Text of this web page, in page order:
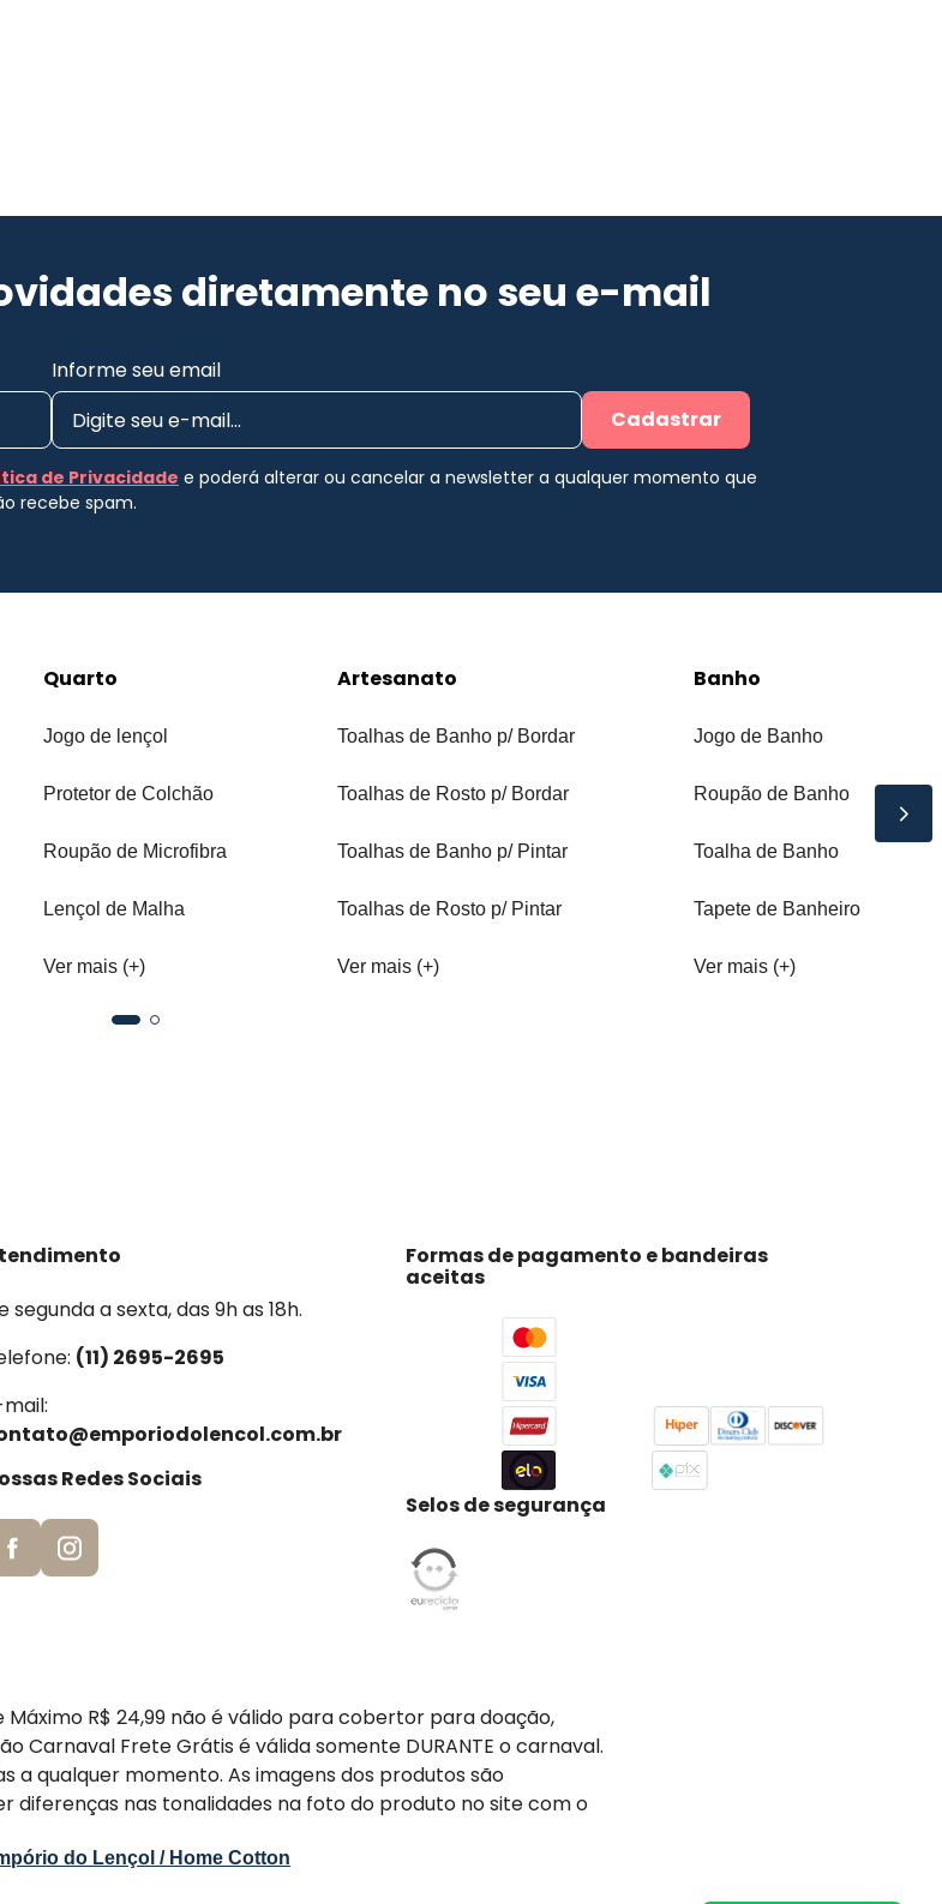
diretamente no seu e-mail
Informe seu email
Cadastrar
de Privacidade e poderá alterar ou cancelar a newsletter a qualquer momento que
recebe spam.
Quarto
Jogo de lençol
Protetor de Colchão
Roupão de Microfibra
Lençol de Malha
Ver mais (+)
Artesanato
Toalhas de Banho p/ Bordar
Toalhas de Rosto p/ Bordar
Toalhas de Banho p/ Pintar
Toalhas de Rosto p/ Pintar
Ver mais (+)
Banho
Jogo de Banho
Roupão de Banho
Toalha de Banho
Tapete de Banheiro
Ver mais (+)
segunda a sexta, das 9h as 18h.
(11) 2695-2695
Redes Sociais
Formas de pagamento e bandeiras
aceitas
Selos de segurança
R$ 24,99 não é válido para cobertor para doação,
Carnaval Frete Grátis é válida somente DURANTE o carnaval.
a qualquer momento. As imagens dos produtos são
diferenças nas tonalidades na foto do produto no site com o
do Lençol / Home Cotton